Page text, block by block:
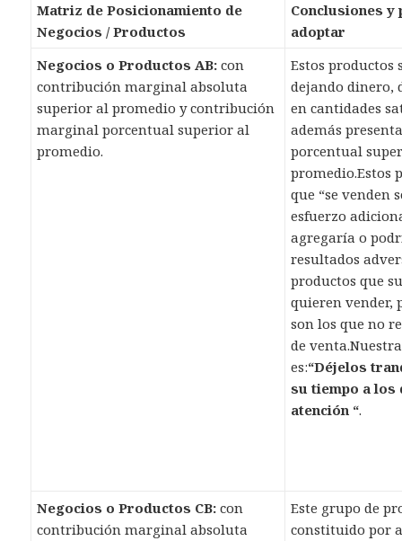
Matriz de Posicionamiento de
Negocios / Productos
Conclusiones y
adoptar
Negocios o Productos AB: con
contribución marginal absoluta
superior al promedio y contribución
marginal porcentual superior al
promedio.
Estos productos
dejando dinero,
en cantidades
además
porcentual
promedio.Estos
que “se venden
esfuerzo
agregaría o
resultados
productos que
quieren vender,
son los que no
de
es:“Déjelos
su tiempo a los
atención “.
Negocios o Productos CB: con
contribución marginal absoluta
Este grupo de
constituido por